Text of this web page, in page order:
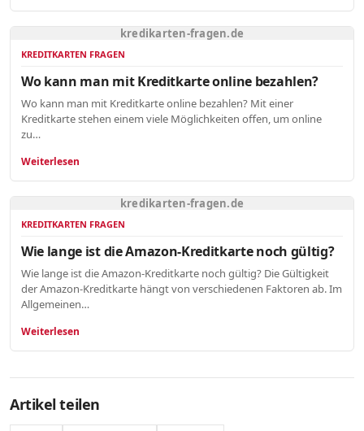
kredikarten-fragen.de
KREDITKARTEN FRAGEN
Wo kann man mit Kreditkarte online bezahlen?
Wo kann man mit Kreditkarte online bezahlen? Mit einer
Kreditkarte stehen einem viele Möglichkeiten offen, um online
zu…
Weiterlesen
kredikarten-fragen.de
KREDITKARTEN FRAGEN
Wie lange ist die Amazon-Kreditkarte noch gültig?
Wie lange ist die Amazon-Kreditkarte noch gültig? Die Gültigkeit
der Amazon-Kreditkarte hängt von verschiedenen Faktoren ab. Im
Allgemeinen…
Weiterlesen
Artikel teilen